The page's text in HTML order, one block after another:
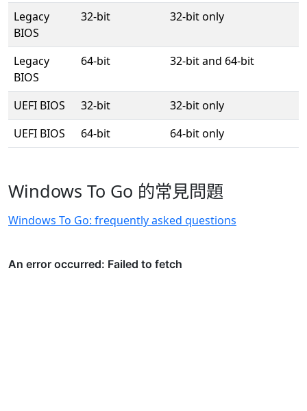
Legacy
BIOS
32-bit 32-bit only
Legacy
BIOS
64-bit 32-bit and 64-bit
UEFI BIOS 32-bit
32-bit only
UEFI BIOS
64-bit 64-bit only
Windows To Go 的常見問題
Windows To Go: frequently asked questions